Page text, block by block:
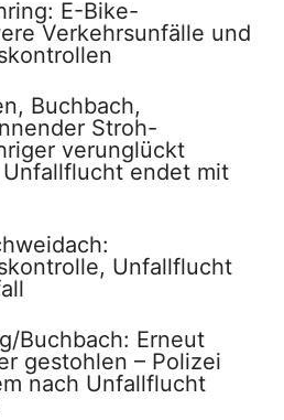
E-Bike-
Verkehrsunfälle und
Buchbach,
Stroh-
verunglückt
endet mit
Unfallflucht
Buchbach: Erneut
gestohlen – Polizei
nach Unfallflucht